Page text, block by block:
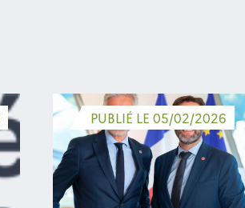
PUBLIÉ LE 05/02/2026